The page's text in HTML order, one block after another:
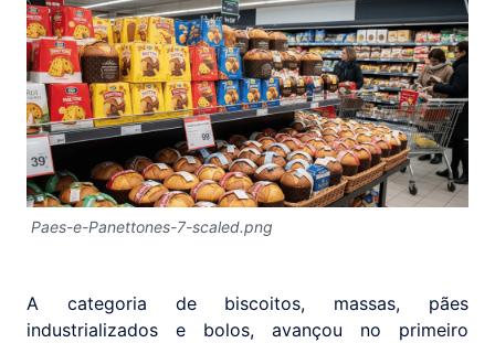
Paes-e-Panettones-7-scaled.png
A categoria de biscoitos, massas, pães
industrializados e bolos, avançou no primeiro